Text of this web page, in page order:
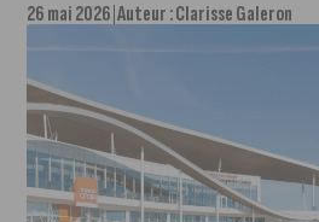
26 mai 2026 Auteur :Clarisse Galeron